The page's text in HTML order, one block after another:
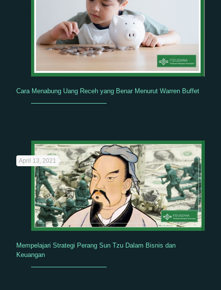
Cara Menabung Uang Receh yang Benar Menurut Warren Buffet
April 13, 2021
Mempelajari Strategi Perang Sun Tzu Dalam Bisnis dan
Keuangan